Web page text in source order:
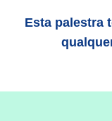
Esta palestra